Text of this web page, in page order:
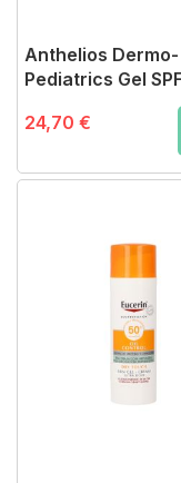
Anthelios Dermo-
Pediatrics Gel
24,70 €